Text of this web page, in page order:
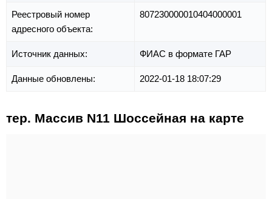
Реестровый номер
адресного объекта:
807230000010404000001
Источник данных: ФИАС в формате ГАР
Данные обновлены: 2022-01-18 18:07:29
тер. Массив N11 Шоссейная на карте